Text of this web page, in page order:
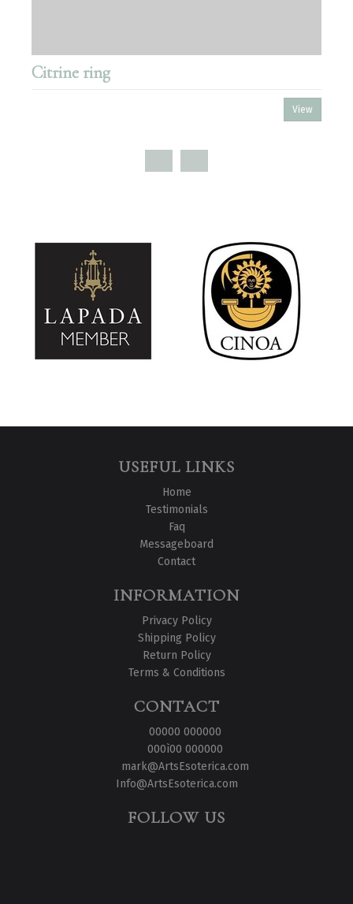
Citrine ring
View
USEFUL LINKS
Home
Testimonials
Faq
Messageboard
Contact
INFORMATION
Privacy Policy
Shipping Policy
Return Policy
Terms & Conditions
CONTACT
00000 000000
000ì00 000000
mark@ArtsEsoterica.com
Info@ArtsEsoterica.com
FOLLOW US